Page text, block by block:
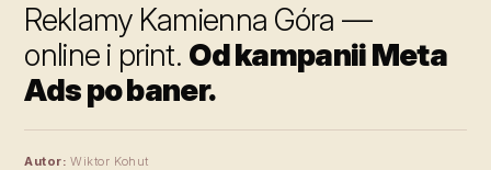
Reklamy Kamienna Góra —
online i print. Od kampanii Meta
Ads po baner.
Autor: Wiktor Kohut